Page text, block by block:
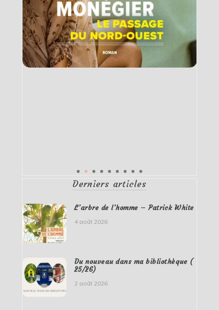
Derniers articles
L’arbre de l’homme – Patrick White
4 août 2026
Du nouveau dans ma bibliothèque (
25/26)
2 août 2026